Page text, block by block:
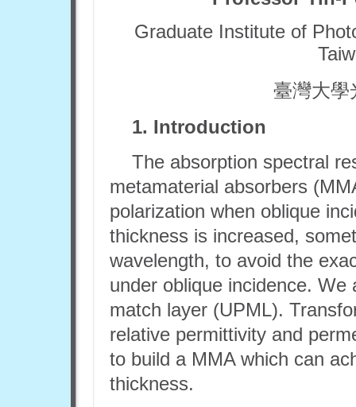
Graduate Institute of
臺灣大學
1. Introduction
The absorption spectral
metamaterial absorbers
polarization when oblique
thickness is increased,
wavelength, to avoid the
under oblique incidence.
match layer (UPML).
relative permittivity and
to build a MMA which can
thickness.